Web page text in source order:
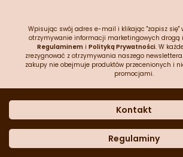
Wpisując swój adres e-mail i klikając "zapisz się"
otrzymywanie informacji marketingowych drogą
Regulaminem i Polityką Prywatności. W
zrezygnować z otrzymywania naszego
zakupy nie obejmuje produktów przecenionych i
promocjami.
Kontakt
Dane kontaktowe
Często zadawane pytania
Regulaminy